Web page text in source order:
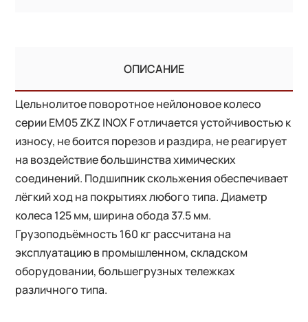
ОПИСАНИЕ
Цельнолитое поворотное нейлоновое колесо
серии EM05 ZKZ INOX F отличается устойчивостью к
износу, не боится порезов и раздира, не реагирует
на воздействие большинства химических
соединений. Подшипник скольжения обеспечивает
лёгкий ход на покрытиях любого типа. Диаметр
колеса 125 мм, ширина обода 37.5 мм.
Грузоподъёмность 160 кг рассчитана на
эксплуатацию в промышленном, складском
оборудовании, большегрузных тележках
различного типа.